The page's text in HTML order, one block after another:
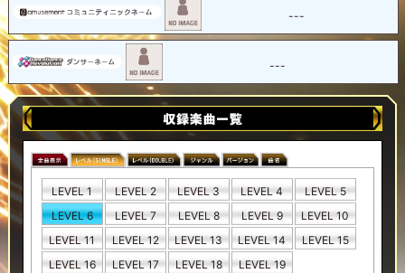
---
---
LEVEL 1 LEVEL 2 LEVEL 3 LEVEL 4
LEVEL 5
LEVEL 6
LEVEL 7 LEVEL 8 LEVEL 9
LEVEL 10
LEVEL 11
LEVEL 12 LEVEL 13 LEVEL 14
LEVEL 15
LEVEL 16
LEVEL 17 LEVEL 18 LEVEL 19